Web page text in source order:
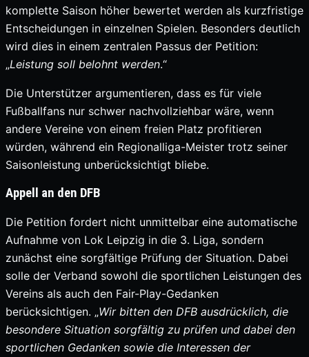
komplette Saison höher bewertet werden als kurzfristige
Entscheidungen in einzelnen Spielen. Besonders deutlich
wird dies in einem zentralen Passus der Petition:
„Leistung soll belohnt werden.“
Die Unterstützer argumentieren, dass es für viele
Fußballfans nur schwer nachvollziehbar wäre, wenn
andere Vereine von einem freien Platz profitieren
würden, während ein Regionalliga-Meister trotz seiner
Saisonleistung unberücksichtigt bliebe.
Appell an den DFB
Die Petition fordert nicht unmittelbar eine automatische
Aufnahme von Lok Leipzig in die 3. Liga, sondern
zunächst eine sorgfältige Prüfung der Situation. Dabei
solle der Verband sowohl die sportlichen Leistungen des
Vereins als auch den Fair-Play-Gedanken
berücksichtigen. „Wir bitten den DFB ausdrücklich, die
besondere Situation sorgfältig zu prüfen und dabei den
sportlichen Gedanken sowie die Interessen der